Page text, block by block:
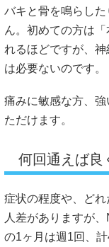
バキと骨を鳴らし
ん。初めての方は
れるほどですが、
は必要ないのです。
痛みに敏感な方、
ただけます。
何回通えば良
症状の程度や、ど
人差がありますが
の1ヶ月は週1回、